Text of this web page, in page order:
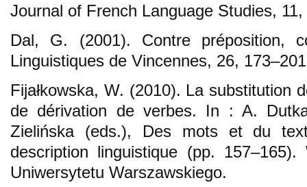
Journal of French Language Studies,
Dal, G. (2001). Contre préposition,
Linguistiques de Vincennes, 26,
Fijałkowska, W. (2010). La substitution
de dérivation de verbes. In : A.
Zielińska (eds.), Des mots et du
description linguistique (pp.
Uniwersytetu Warszawskiego.